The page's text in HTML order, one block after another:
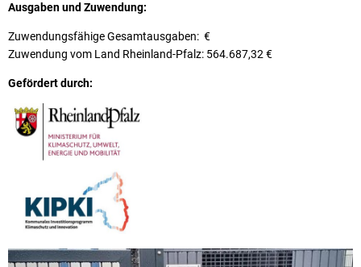
Ausgaben und Zuwendung:
Zuwendungsfähige Gesamtausgaben: €
Zuwendung vom Land Rheinland-Pfalz: 564.687,32 €
Gefördert durch: